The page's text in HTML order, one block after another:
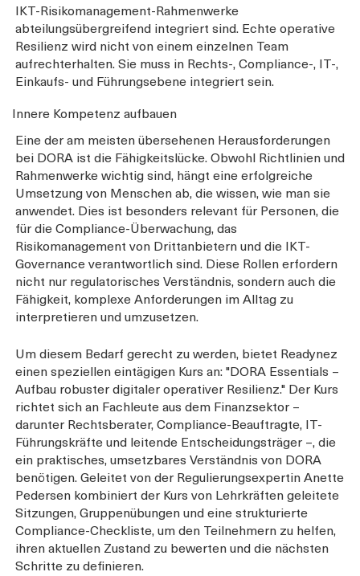
IKT-Risikomanagement-Rahmenwerke
abteilungsübergreifend integriert sind. Echte operative
Resilienz wird nicht von einem einzelnen Team
aufrechterhalten. Sie muss in Rechts-, Compliance-, IT-,
Einkaufs- und Führungsebene integriert sein.
Innere Kompetenz aufbauen
Eine der am meisten übersehenen Herausforderungen
bei DORA ist die Fähigkeitslücke. Obwohl Richtlinien und
Rahmenwerke wichtig sind, hängt eine erfolgreiche
Umsetzung von Menschen ab, die wissen, wie man sie
anwendet. Dies ist besonders relevant für Personen, die
für die Compliance-Überwachung, das
Risikomanagement von Drittanbietern und die IKT-
Governance verantwortlich sind. Diese Rollen erfordern
nicht nur regulatorisches Verständnis, sondern auch die
Fähigkeit, komplexe Anforderungen im Alltag zu
interpretieren und umzusetzen.
Um diesem Bedarf gerecht zu werden, bietet Readynez
einen speziellen eintägigen Kurs an: "DORA Essentials –
Aufbau robuster digitaler operativer Resilienz." Der Kurs
richtet sich an Fachleute aus dem Finanzsektor –
darunter Rechtsberater, Compliance-Beauftragte, IT-
Führungskräfte und leitende Entscheidungsträger –, die
ein praktisches, umsetzbares Verständnis von DORA
benötigen. Geleitet von der Regulierungsexpertin Anette
Pedersen kombiniert der Kurs von Lehrkräften geleitete
Sitzungen, Gruppenübungen und eine strukturierte
Compliance-Checkliste, um den Teilnehmern zu helfen,
ihren aktuellen Zustand zu bewerten und die nächsten
Schritte zu definieren.